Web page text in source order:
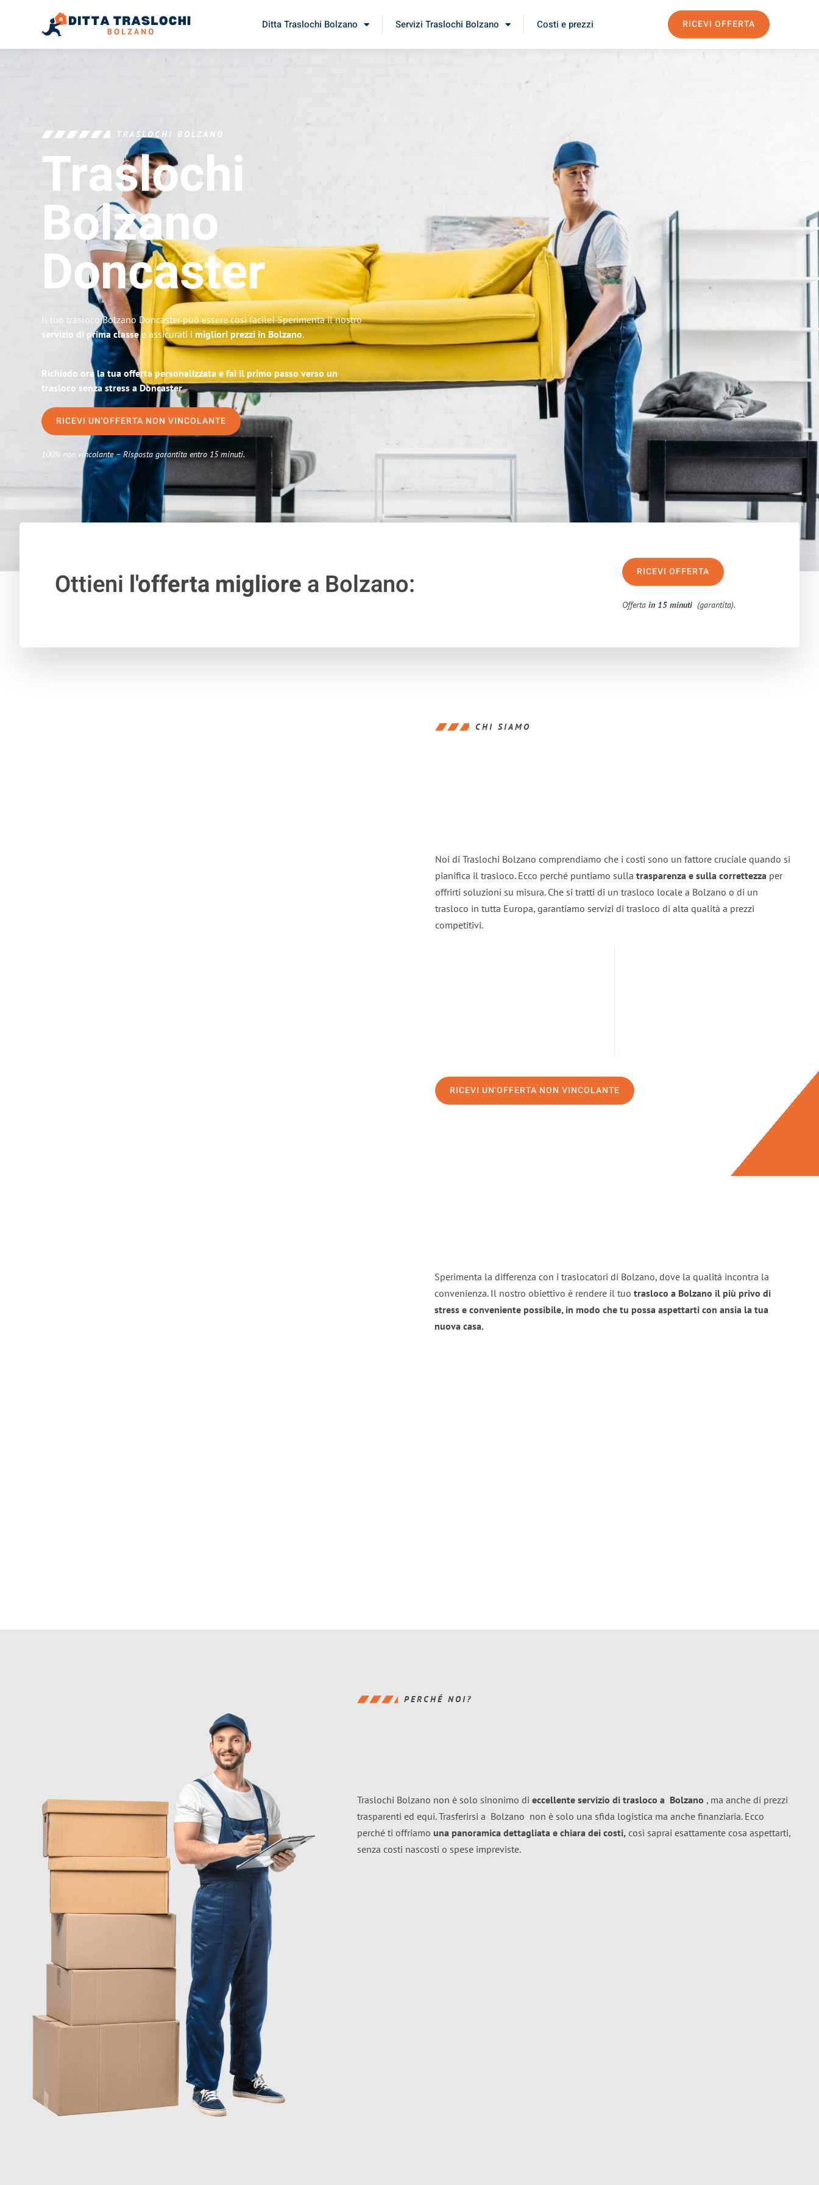
Ditta Traslochi Bolzano Servizi Traslochi Bolzano Costi e prezzi RICEVI OFFERTA
TRASLOCHI BOLZANO
Traslochi
Bolzano
Doncaster
Il tuo trasloco Bolzano Doncaster può essere così facile! Sperimenta il nostro
servizio di prima classee assicurati i migliori prezzi in Bolzano.
Richiedo ora la tua offerta personalizzata e fai il primo passo verso un
trasloco senza stress a Doncaster
RICEVI UN'OFFERTA NON VINCOLANTE
100% non vincolante – Risposta garantita entro 15 minuti.
Ottieni l'offerta migliorea Bolzano: RICEVI OFFERTA
Offertain 15 minuti (garantita).
CHI SIAMO
Noi di Traslochi Bolzano comprendiamo che i costi sono un fattore cruciale quando si
pianifica il trasloco. Ecco perché puntiamo sulla trasparenza e sulla correttezza per
offrirti soluzioni su misura. Che si tratti di un trasloco locale a Bolzano o di un
trasloco in tutta Europa, garantiamo servizi di trasloco di alta qualità a prezzi
competitivi.
RICEVI UN'OFFERTA NON VINCOLANTE
Sperimenta la differenza con i traslocatori di Bolzano, dove la qualità incontra la
convenienza. Il nostro obiettivo è rendere il tuo trasloco a Bolzano il più privo di
stress e conveniente possibile, in modo che tu possa aspettarti con ansia la tua
nuova casa.
PERCHÉ NOI?
Traslochi Bolzano non è solo sinonimo di eccellente servizio di trasloco a Bolzano , ma anche di prezzi
trasparenti ed equi. Trasferirsi a Bolzano non è solo una sfida logistica ma anche finanziaria. Ecco
perché ti offriamo una panoramica dettagliata e chiara dei costi, così saprai esattamente cosa aspettarti,
senza costi nascosti o spese impreviste.